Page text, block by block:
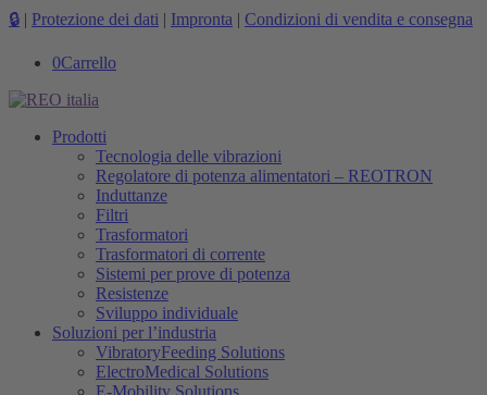
🔒 | Protezione dei dati | Impronta | Condizioni di vendita e consegna
0Carrello
Prodotti
Tecnologia delle vibrazioni
Regolatore di potenza alimentatori – REOTRON
Induttanze
Filtri
Trasformatori
Trasformatori di corrente
Sistemi per prove di potenza
Resistenze
Sviluppo individuale
Soluzioni per l’industria
VibratoryFeeding Solutions
ElectroMedical Solutions
E-Mobility Solutions